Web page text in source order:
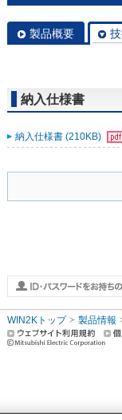
製品概要
納入仕様書
納入仕様書 (210KB)
WIN2Kトップ 製品情報